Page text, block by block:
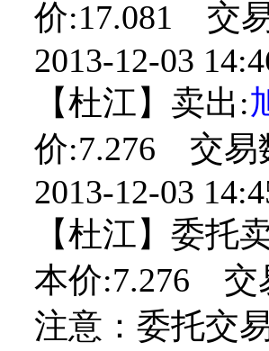
价:17.081 交
2013-12-03
【杜江】卖出:
价:7.276 交易
2013-12-03
【杜江】委托
本价:7.276 交
注意：委托交